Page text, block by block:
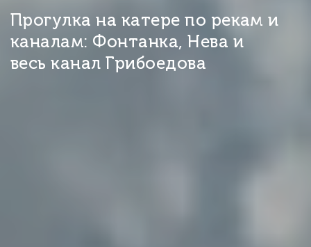
Прогулка на катере по рекам и
каналам: Фонтанка, Нева и
весь канал Грибоедова